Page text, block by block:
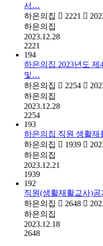
서…
하은의집
2221
하은의집
2023.12.28
2221
194
하은의집 2023년도
및…
하은의집
2254
하은의집
2023.12.28
2254
193
하은의집 직원 생활재
하은의집
1939
하은의집
2023.12.21
1939
192
직원(생활재활교사)
하은의집
2648
하은의집
2023.12.18
2648